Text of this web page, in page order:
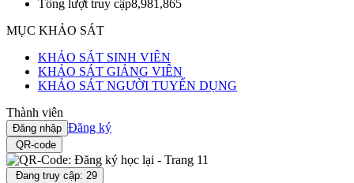
Tổng lượt truy cập8,981,865
MỤC KHẢO SÁT
KHẢO SÁT SINH VIÊN
KHẢO SÁT GIẢNG VIÊN
KHẢO SÁT NGƯỜI TUYỂN DỤNG
Thành viên
Đăng nhập Đăng ký
QR-code
Đang truy cập: 29